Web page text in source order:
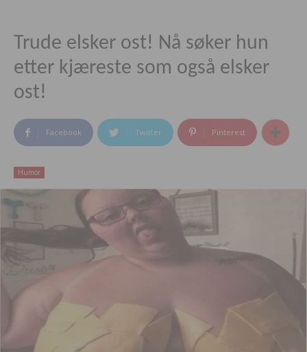
Trude elsker ost! Nå søker hun
etter kjæreste som også elsker
ost!
Facebook Twitter Pinterest
Humor